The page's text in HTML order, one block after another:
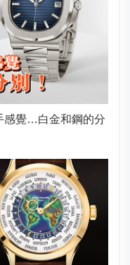
感覺…白金和鋼的分